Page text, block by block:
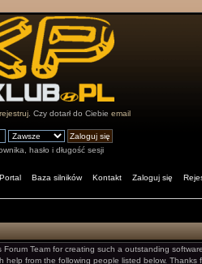
. Czy dotarł do Ciebieemail
hasło i długość sesji
Baza silników Kontakt Zaloguj się
Forum Team for creating such a outstanding
help from the following people listed below.